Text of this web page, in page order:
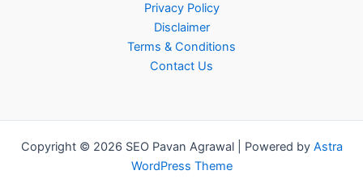
Privacy Policy
Disclaimer
Terms & Conditions
Contact Us
Copyright © 2026 SEO Pavan Agrawal | Powered by Astra
WordPress Theme